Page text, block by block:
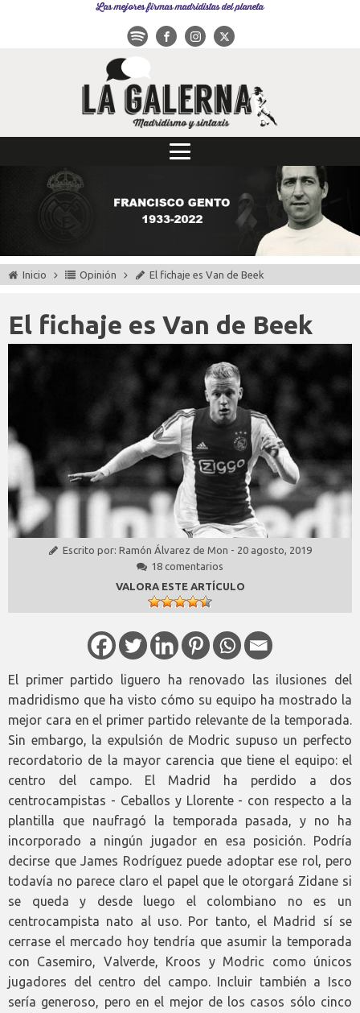
Las mejores firmas madridistas del planeta
Inicio Opinión El fichaje es Van de Beek
El fichaje es Van de Beek
Escrito por: Ramón Álvarez de Mon - 20 agosto, 2019
18 comentarios
VALORA ESTE ARTÍCULO
El primer partido liguero ha renovado las ilusiones del
madridismo que ha visto cómo su equipo ha mostrado la
mejor cara en el primer partido relevante de la temporada.
Sin embargo, la expulsión de Modric supuso un perfecto
recordatorio de la mayor carencia que tiene el equipo: el
centro del campo. El Madrid ha perdido a dos
centrocampistas - Ceballos y Llorente - con respecto a la
plantilla que naufragó la temporada pasada, y no ha
incorporado a ningún jugador en esa posición. Podría
decirse que James Rodríguez puede adoptar ese rol, pero
todavía no parece claro el papel que le otorgará Zidane si
se queda y desde luego el colombiano no es un
centrocampista nato al uso. Por tanto, el Madrid sí se
cerrase el mercado hoy tendría que asumir la temporada
con Casemiro, Valverde, Kroos y Modric como únicos
jugadores del centro del campo. Incluir también a Isco
sería generoso, pero en el mejor de los casos sólo cinco